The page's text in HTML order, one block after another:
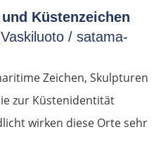
Küstenzeichen
/ satama-
Zeichen, Skulpturen
zur Küstenidentität
wirken diese Orte sehr